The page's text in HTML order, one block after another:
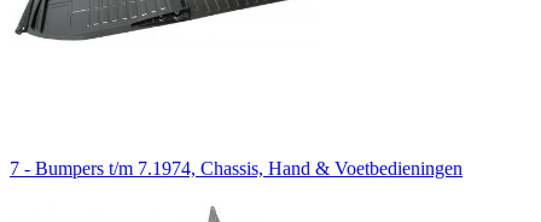
7 - Bumpers t/m 7.1974, Chassis, Hand & Voetbedieningen